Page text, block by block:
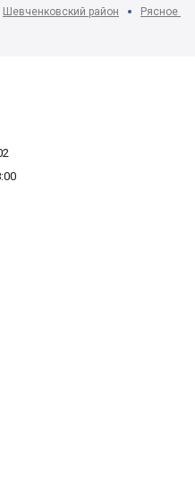
Шевченковский район Рясное